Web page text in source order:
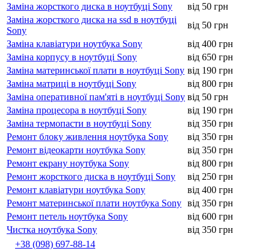
Заміна жорсткого диска в ноутбуці Sony
від 50 грн
Заміна жорсткого диска на ssd в ноутбуці
Sony
від 50 грн
Заміна клавіатури ноутбука Sony
від 400 грн
Заміна корпусу в ноутбуці Sony
від 650 грн
Заміна материнської плати в ноутбуці Sony від 190 грн
Заміна матриці в ноутбуці Sony
від 800 грн
Заміна оперативної пам'яті в ноутбуці Sony від 50 грн
Заміна процесора в ноутбуці Sony
від 190 грн
Заміна термопасти в ноутбуці Sony
від 350 грн
Ремонт блоку живлення ноутбука Sony
від 350 грн
Ремонт відеокарти ноутбука Sony
від 350 грн
Ремонт екрану ноутбука Sony
від 800 грн
Ремонт жорсткого диска в ноутбуці Sony
від 250 грн
Ремонт клавіатури ноутбука Sony
від 400 грн
Ремонт материнської плати ноутбука Sony від 350 грн
Ремонт петель ноутбука Sony
від 600 грн
Чистка ноутбука Sony
від 350 грн
+38 (098) 697-88-14